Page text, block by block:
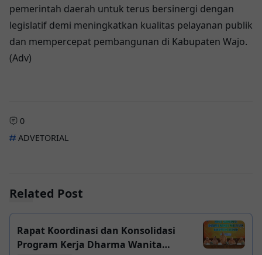
pemerintah daerah untuk terus bersinergi dengan
legislatif demi meningkatkan kualitas pelayanan publik
dan mempercepat pembangunan di Kabupaten Wajo.
(Adv)
0
ADVETORIAL
Related Post
Rapat Koordinasi dan Konsolidasi
Program Kerja Dharma Wanita